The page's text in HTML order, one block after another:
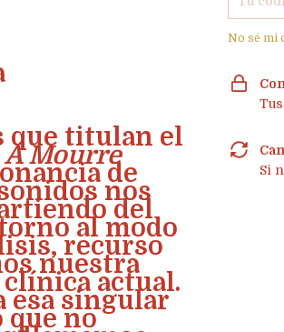
que titulan el
Á Mourre
de
nos
del
al modo
recurso
nuestra
actual.
esa singular
que no
No sé mi
Si